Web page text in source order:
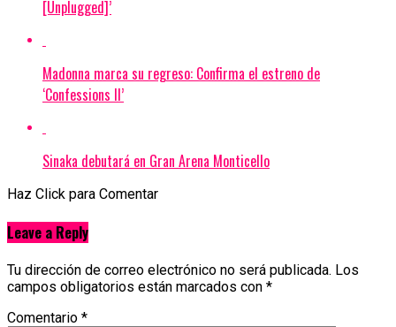
[Unplugged]’
Madonna marca su regreso: Confirma el estreno de
‘Confessions II’
Sinaka debutará en Gran Arena Monticello
Haz Click para Comentar
Leave a Reply
Tu dirección de correo electrónico no será publicada. Los
campos obligatorios están marcados con *
Comentario *